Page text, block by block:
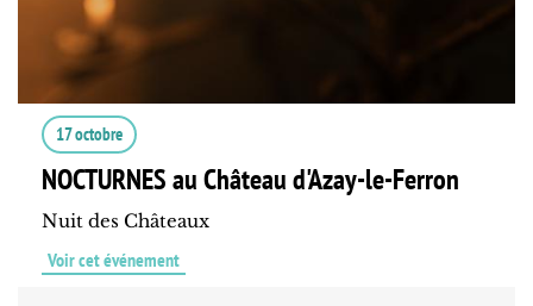
17 octobre
NOCTURNES au Château d'Azay-le-Ferron
Nuit des Châteaux
Voir cet événement